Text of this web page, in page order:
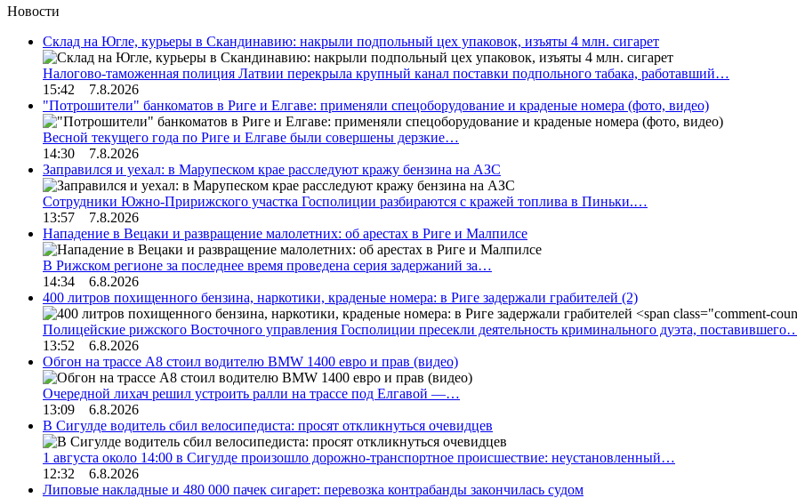
Новости
Склад на Югле, курьеры в Скандинавию: накрыли подпольный цех упаковок, изъяты 4 млн. сигарет
Налогово-таможенная полиция Латвии перекрыла крупный канал поставки подпольного табака, работавший…
15:42 7.8.2026
"Потрошители" банкоматов в Риге и Елгаве: применяли спецоборудование и краденые номера (фото, видео)
Весной текущего года по Риге и Елгаве были совершены дерзкие…
14:30 7.8.2026
Заправился и уехал: в Марупеском крае расследуют кражу бензина на АЗС
Сотрудники Южно-Пририжского участка Госполиции разбираются с кражей топлива в Пиньки.…
13:57 7.8.2026
Нападение в Вецаки и развращение малолетних: об арестах в Риге и Малпилсе
В Рижском регионе за последнее время проведена серия задержаний за…
14:34 6.8.2026
400 литров похищенного бензина, наркотики, краденые номера: в Риге задержали грабителей (2)
Полицейские рижского Восточного управления Госполиции пресекли деятельность криминального дуэта,
13:52 6.8.2026
Обгон на трассе А8 стоил водителю BMW 1400 евро и прав (видео)
Очередной лихач решил устроить ралли на трассе под Елгавой —…
13:09 6.8.2026
В Сигулде водитель сбил велосипедиста: просят откликнуться очевидцев
1 августа около 14:00 в Сигулде произошло дорожно-транспортное происшествие: неустановленный…
12:32 6.8.2026
Липовые накладные и 480 000 пачек сигарет: перевозка контрабанды закончилась судом